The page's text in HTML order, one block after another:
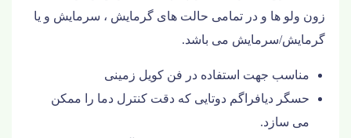
زون ولو ها و در تمامی حالت های گرمایش ، سرمایش و یا
گرمایش/سرمایش می باشد.
مناسب جهت استفاده در فن کویل زمینی
حسگر دیافراگم دوتایی که دقت کنترل دما را ممکن
می سازد.